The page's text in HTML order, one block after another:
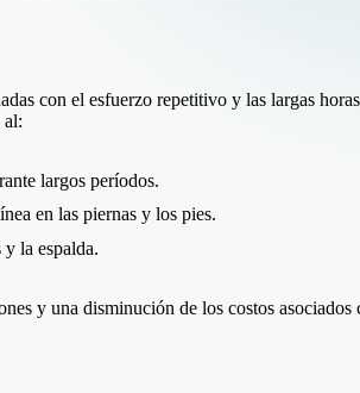
con el esfuerzo repetitivo y las largas
al:
largos períodos.
en las piernas y los pies.
la espalda.
y una disminución de los costos